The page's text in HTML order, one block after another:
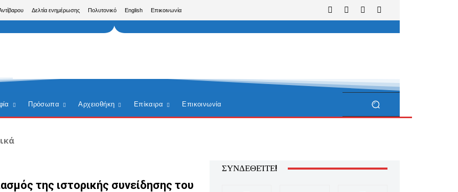
Δελτία ενημέρωσης Πολυτονικό English Επικοινωνία
Πρόσωπα Αρχειοθήκη Επίκαιρα Επικοινωνία
της ιστορικής συνείδησης του
ΣΥΝΔΕΘΕΊΤΕ!